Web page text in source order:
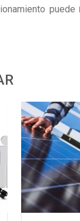
puede